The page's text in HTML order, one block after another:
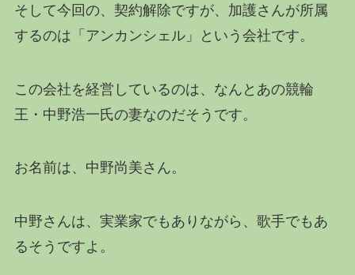
そして今回の、契約解除ですが、加護さんが所属
するのは「アンカンシェル」という会社です。
この会社を経営しているのは、なんとあの競輪
王・中野浩一氏の妻なのだそうです。
お名前は、中野尚美さん。
中野さんは、実業家でもありながら、歌手でもあ
るそうですよ。